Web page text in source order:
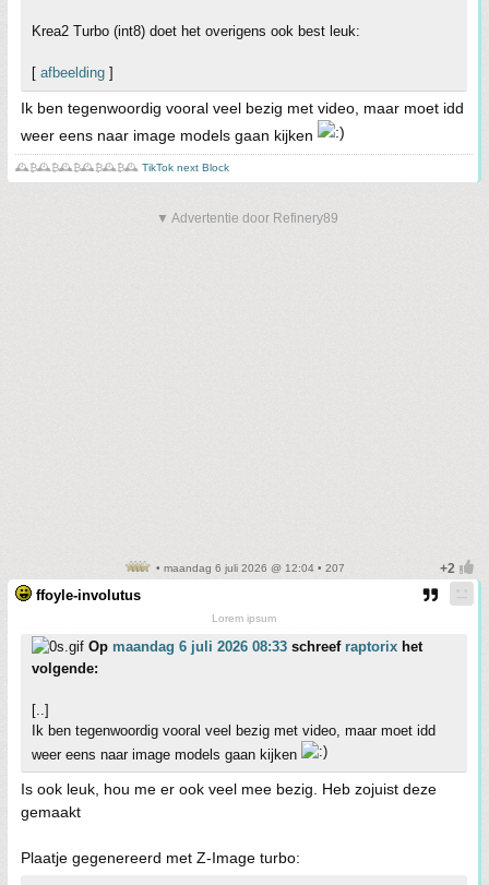
Krea2 Turbo (int8) doet het overigens ook best leuk:
[ afbeelding ]
Ik ben tegenwoordig vooral veel bezig met video, maar moet idd
weer eens naar image models gaan kijken
🕰️₿🕰️₿🕰️₿🕰️₿🕰️₿🕰️ TikTok next Block
▼ Advertentie door Refinery89
• maandag 6 juli 2026 @ 12:04 • 207
ffoyle-involutus
Lorem ipsum
Op maandag 6 juli 2026 08:33 schreef raptorix het
volgende:
[..]
Ik ben tegenwoordig vooral veel bezig met video, maar moet idd
weer eens naar image models gaan kijken
Is ook leuk, hou me er ook veel mee bezig. Heb zojuist deze
gemaakt
Plaatje gegenereerd met Z-Image turbo: